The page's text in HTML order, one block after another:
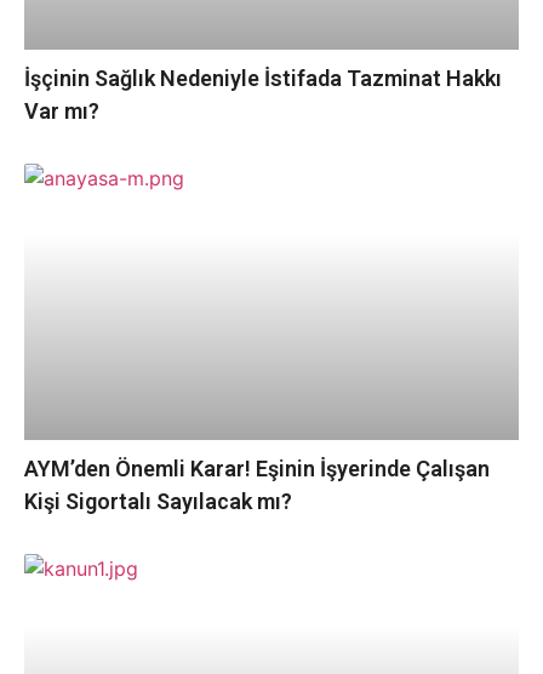
İşçinin Sağlık Nedeniyle İstifada Tazminat Hakkı
Var mı?
AYM’den Önemli Karar! Eşinin İşyerinde Çalışan
Kişi Sigortalı Sayılacak mı?